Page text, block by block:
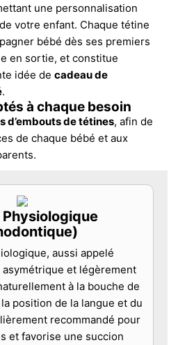
une personnalisation
votre enfant. Chaque tétine
bébé dès ses premiers
en sortie, et constitue
idée de cadeau de
.
à chaque besoin
d’embouts de tétines, afin de
de chaque bébé et aux
aussi appelé
et légèrement
à la bouche de
position de la langue et du
recommandé pour
et favorise une succion